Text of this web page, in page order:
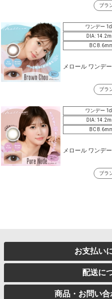
ブラ
ワンデー
DIA:
BC
メロール ワンデ
ブラ
ワンデー
DIA:
BC
メロール ワンデ
ブラ
お支払い
配送に
商品・お問い